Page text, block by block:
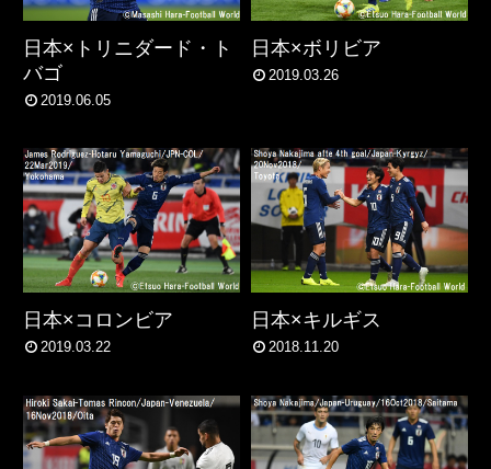
日本×トリニダード・ト
バゴ
2019.06.05
日本×ボリビア
2019.03.26
日本×コロンビア
2019.03.22
日本×キルギス
2018.11.20